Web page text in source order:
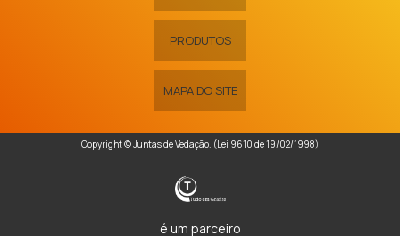
PRODUTOS
MAPA DO SITE
Copyright © Juntas de Vedação. (Lei 9610 de 19/02/1998)
é um parceiro